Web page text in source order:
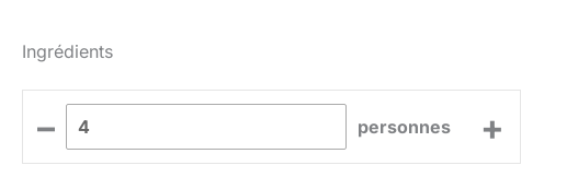
Ingrédients
– personnes +